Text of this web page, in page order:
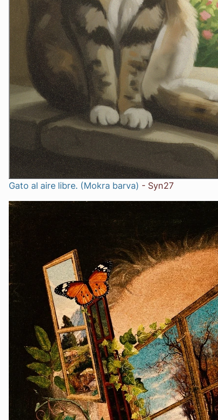
Gato al aire libre. (Mokra barva) - Syn27